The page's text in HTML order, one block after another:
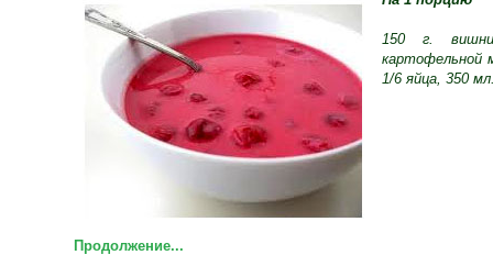
150 г.
картофельной
1/6 яйца, 350
Продолжение...